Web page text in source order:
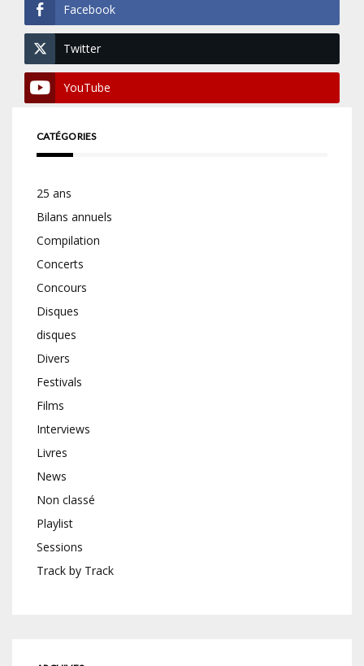
Facebook
Twitter
YouTube
CATÉGORIES
25 ans
Bilans annuels
Compilation
Concerts
Concours
Disques
disques
Divers
Festivals
Films
Interviews
Livres
News
Non classé
Playlist
Sessions
Track by Track